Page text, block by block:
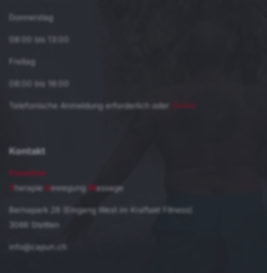
Donnerstag
08:00 bis 13:00
Freitag
08:00 bis 18:00
Telefonische Anmeldung erforderlich oder Online
Kontakt
Poseidon
herapie Bewegung Massage
Bernapark 28 (Eingang West im Kraftakt Fitness)
3066 Stettlen
info@capun.ch